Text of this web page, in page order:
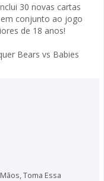
30 novas cartas
conjunto ao jogo
de 18 anos!
Bears vs Babies
,Toma Essa